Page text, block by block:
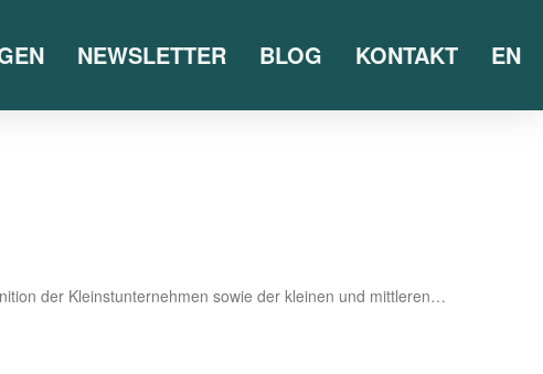
NEWSLETTER BLOG KONTAKT EN
der Kleinst­un­ter­neh­men sowie der klei­nen und mittleren…